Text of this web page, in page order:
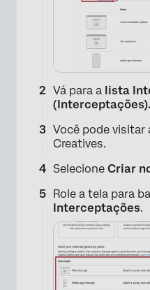
Vá para a lista
(Interceptações).
Você pode visitar
Creatives.
Selecione Criar
Role a tela para
Interceptações.